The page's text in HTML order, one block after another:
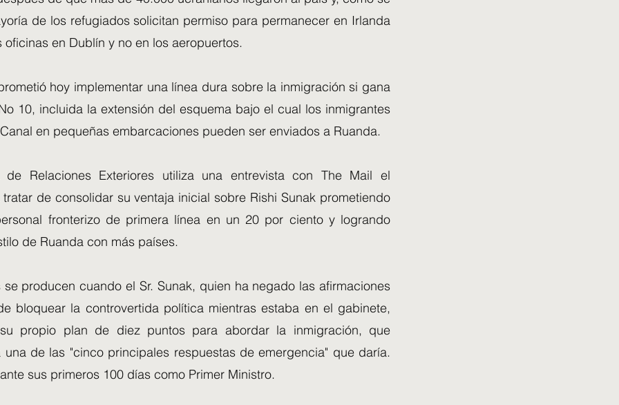
de los refugiados solicitan permiso para permanecer en Irlanda
oficinas en Dublín y no en los aeropuertos.
hoy implementar una línea dura sobre la inmigración si gana
10, incluida la extensión del esquema bajo el cual los inmigrantes
en pequeñas embarcaciones pueden ser enviados a Ruanda.
de Relaciones Exteriores utiliza una entrevista con The Mail el
de consolidar su ventaja inicial sobre Rishi Sunak prometiendo
fronterizo de primera línea en un 20 por ciento y logrando
de Ruanda con más países.
se producen cuando el Sr. Sunak, quien ha negado las afirmaciones
bloquear la controvertida política mientras estaba en el gabinete,
propio plan de diez puntos para abordar la inmigración, que
una de las "cinco principales respuestas de emergencia" que daría.
sus primeros 100 días como Primer Ministro.